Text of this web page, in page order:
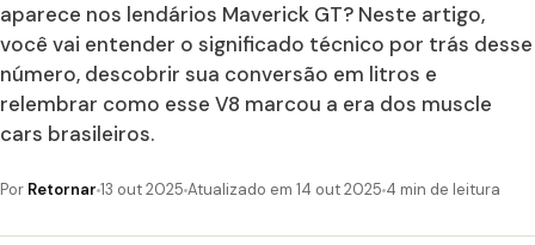
aparece nos lendários Maverick GT? Neste artigo,
você vai entender o significado técnico por trás desse
número, descobrir sua conversão em litros e
relembrar como esse V8 marcou a era dos muscle
cars brasileiros.
Por Retornar 13 out 2025 Atualizado em 14 out 2025 4 min de leitura